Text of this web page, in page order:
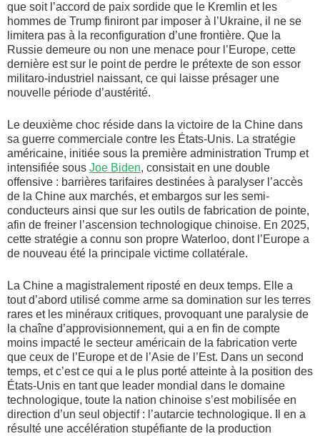
que soit l’accord de paix sordide que le Kremlin et les
hommes de Trump finiront par imposer à l’Ukraine, il ne se
limitera pas à la reconfiguration d’une frontière. Que la
Russie demeure ou non une menace pour l’Europe, cette
dernière est sur le point de perdre le prétexte de son essor
militaro-industriel naissant, ce qui laisse présager une
nouvelle période d’austérité.
Le deuxième choc réside dans la victoire de la Chine dans
sa guerre commerciale contre les États-Unis. La stratégie
américaine, initiée sous la première administration Trump et
intensifiée sous Joe Biden, consistait en une double
offensive : barrières tarifaires destinées à paralyser l’accès
de la Chine aux marchés, et embargos sur les semi-
conducteurs ainsi que sur les outils de fabrication de pointe,
afin de freiner l’ascension technologique chinoise. En 2025,
cette stratégie a connu son propre Waterloo, dont l’Europe a
de nouveau été la principale victime collatérale.
La Chine a magistralement riposté en deux temps. Elle a
tout d’abord utilisé comme arme sa domination sur les terres
rares et les minéraux critiques, provoquant une paralysie de
la chaîne d’approvisionnement, qui a en fin de compte
moins impacté le secteur américain de la fabrication verte
que ceux de l’Europe et de l’Asie de l’Est. Dans un second
temps, et c’est ce qui a le plus porté atteinte à la position des
États-Unis en tant que leader mondial dans le domaine
technologique, toute la nation chinoise s’est mobilisée en
direction d’un seul objectif : l’autarcie technologique. Il en a
résulté une accélération stupéfiante de la production